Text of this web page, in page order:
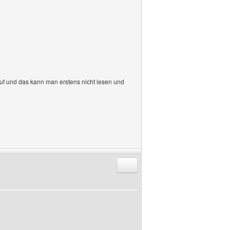
und das kann man erstens nicht lesen und